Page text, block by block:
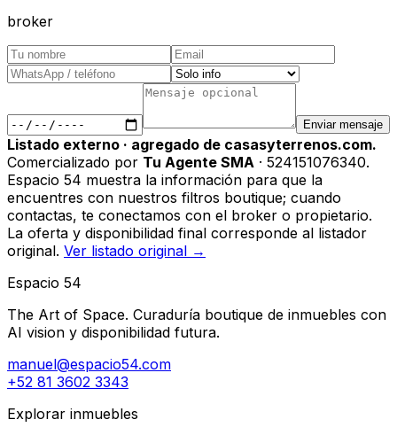
broker
Enviar mensaje
Listado externo · agregado de casasyterrenos.com.
Comercializado por Tu Agente SMA · 524151076340.
Espacio 54 muestra la información para que la
encuentres con nuestros filtros boutique; cuando
contactas, te conectamos con el broker o propietario.
La oferta y disponibilidad final corresponde al listador
original. Ver listado original →
Espacio 54
The Art of Space. Curaduría boutique de inmuebles con
AI vision y disponibilidad futura.
manuel@espacio54.com
+52 81 3602 3343
Explorar inmuebles